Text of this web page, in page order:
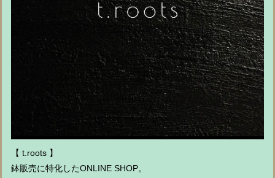
【 t.roots 】
鉢販売に特化したONLINE SHOP。